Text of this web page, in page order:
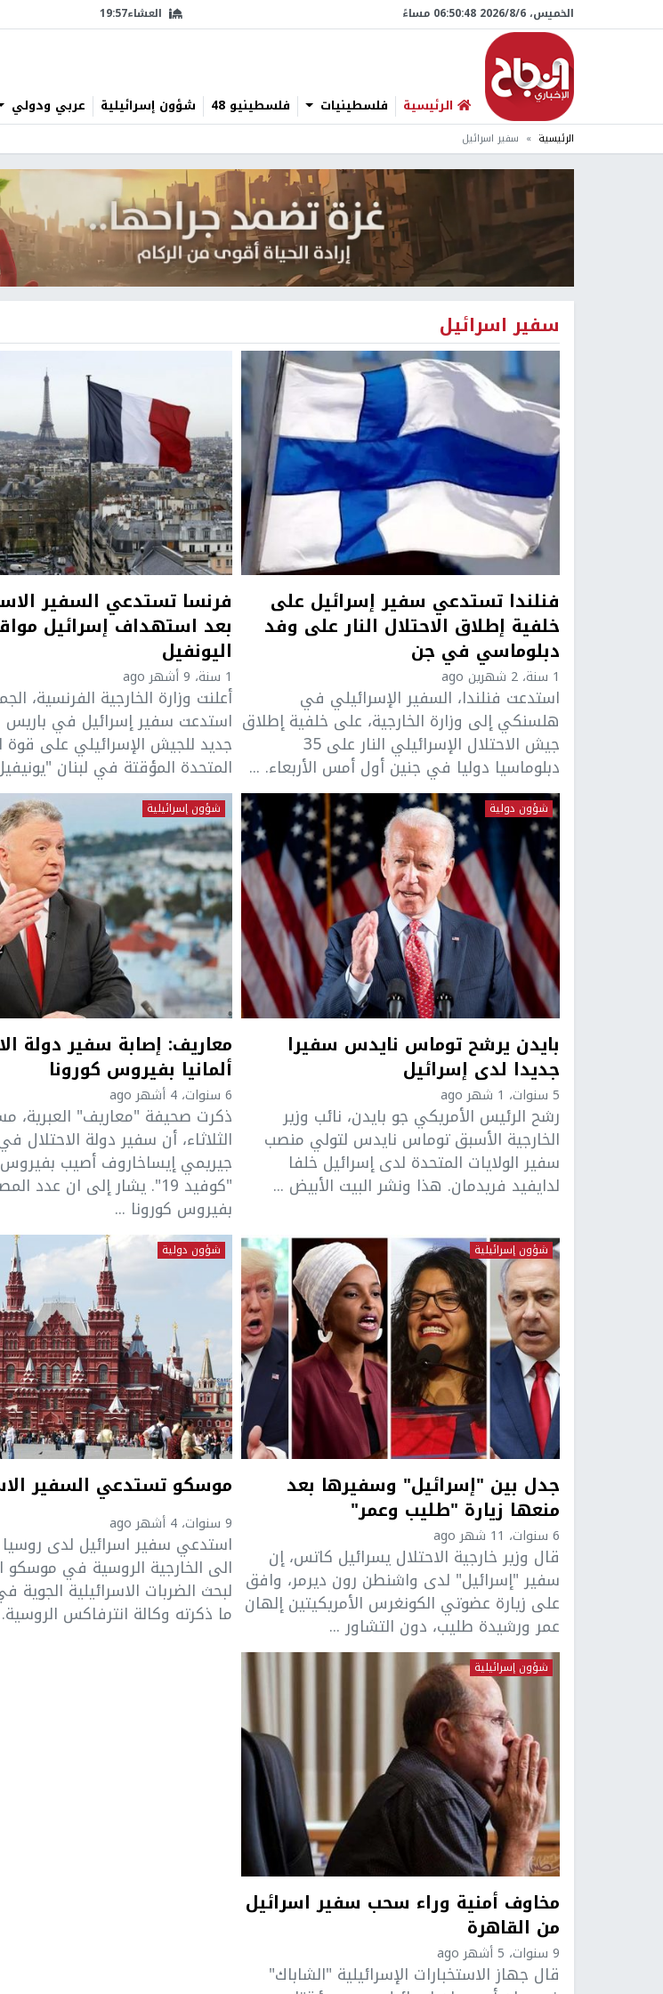
الخميس، 6/‏8/‏2026 06:50:49 مساءً العشاء19:57
الرئيسية فلسطينيات فلسطينيو 48 شؤون إسرائيلية عربي ودولي
الرئيسية سفير اسرائيل
سفير اسرائيل
فنلندا تستدعي سفير إسرائيل على
خلفية إطلاق الاحتلال النار على وفد
دبلوماسي في جن
1 سنة، 2 شهرين ago
استدعت فنلندا، السفير الإسرائيلي في
هلسنكي إلى وزارة الخارجية، على خلفية إطلاق
جيش الاحتلال الإسرائيلي النار على 35
دبلوماسيا دوليا في جنين أول أمس الأربعاء. ...
فرنسا تستدعي السفير
بعد استهداف إسرائيل
اليونفيل
1 سنة، 9 أشهر ago
أعلنت وزارة الخارجية الفرنسية،
استدعت سفير إسرائيل في
جديد للجيش الإسرائيلي على قوة
المتحدة المؤقتة في لبنان
شؤون دولية
بايدن يرشح توماس نايدس سفيرا
جديدا لدى إسرائيل
5 سنوات، 1 شهر ago
رشح الرئيس الأمريكي جو بايدن، نائب وزير
الخارجية الأسبق توماس نايدس لتولي منصب
سفير الولايات المتحدة لدى إسرائيل خلفا
لدايفيد فريدمان. هذا ونشر البيت الأبيض ...
شؤون إسرائيلية
معاريف: إصابة سفير دولة
ألمانيا بفيروس كورونا
6 سنوات، 4 أشهر ago
ذكرت صحيفة "معاريف" العبرية،
الثلاثاء، أن سفير دولة الاحتلال في
جيريمي إيساخاروف أصيب بفيروس
"كوفيد 19". يشار إلى ان عدد
بفيروس كورونا ...
شؤون إسرائيلية
جدل بين "إسرائيل" وسفيرها بعد
منعها زيارة "طليب وعمر"
6 سنوات، 11 شهر ago
قال وزير خارجية الاحتلال يسرائيل كاتس، إن
سفير "إسرائيل" لدى واشنطن رون ديرمر، وافق
على زيارة عضوتي الكونغرس الأمريكيتين إلهان
عمر ورشيدة طليب، دون التشاور ...
شؤون دولية
موسكو تستدعي السفير
9 سنوات، 4 أشهر ago
استدعي سفير اسرائيل لدى
الى الخارجية الروسية في موسكو
لبحث الضربات الاسرائيلية الجوية
ما ذكرته وكالة انترفاكس
شؤون إسرائيلية
مخاوف أمنية وراء سحب سفير اسرائيل
من القاهرة
9 سنوات، 5 أشهر ago
قال جهاز الاستخبارات الإسرائيلية "الشاباك"